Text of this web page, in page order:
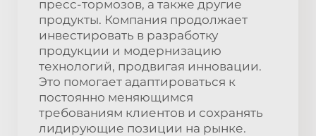
пресс-тормозов, а также другие
продукты. Компания продолжает
инвестировать в разработку
продукции и модернизацию
технологий, продвигая инновации.
Это помогает адаптироваться к
постоянно меняющимся
требованиям клиентов и сохранять
лидирующие позиции на рынке.